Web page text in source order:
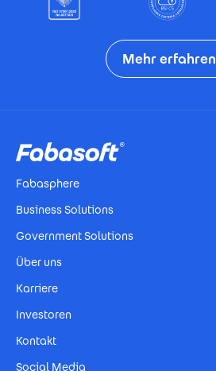
Mehr erfahren
Fabasphere
Business Solutions
Government Solutions
Über uns
Karriere
Investoren
Kontakt
Social Media